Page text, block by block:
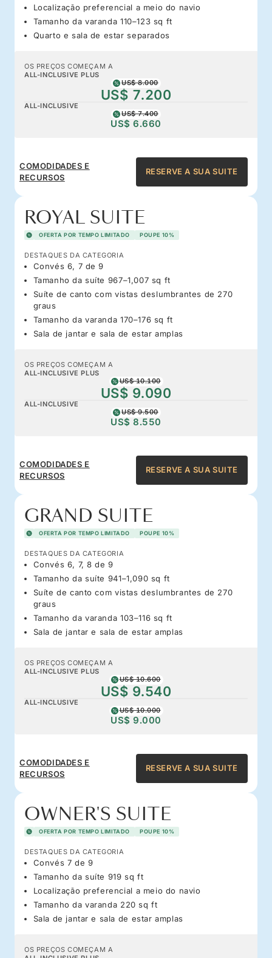
Localização preferencial a meio do navio
Tamanho da varanda 110–123 sq ft
Quarto e sala de estar separados
OS PREÇOS COMEÇAM A
ALL-INCLUSIVE PLUS
US$ 8.000
US$ 7.200
ALL-INCLUSIVE
US$ 7.400
US$ 6.660
COMODIDADES E
RECURSOS
RESERVE A SUA SUITE
ROYAL SUITE
OFERTA POR TEMPO LIMITADO POUPE 10%
DESTAQUES DA CATEGORIA
Convés 6, 7 de 9
Tamanho da suíte 967–1,007 sq ft
Suíte de canto com vistas deslumbrantes de 270
graus
Tamanho da varanda 170–176 sq ft
Sala de jantar e sala de estar amplas
OS PREÇOS COMEÇAM A
ALL-INCLUSIVE PLUS
US$ 10.100
US$ 9.090
ALL-INCLUSIVE
US$ 9.500
US$ 8.550
COMODIDADES E
RECURSOS
RESERVE A SUA SUITE
GRAND SUITE
OFERTA POR TEMPO LIMITADO POUPE 10%
DESTAQUES DA CATEGORIA
Convés 6, 7, 8 de 9
Tamanho da suíte 941–1,090 sq ft
Suíte de canto com vistas deslumbrantes de 270
graus
Tamanho da varanda 103–116 sq ft
Sala de jantar e sala de estar amplas
OS PREÇOS COMEÇAM A
ALL-INCLUSIVE PLUS
US$ 10.600
US$ 9.540
ALL-INCLUSIVE
US$ 10.000
US$ 9.000
COMODIDADES E
RECURSOS
RESERVE A SUA SUITE
OWNER'S SUITE
OFERTA POR TEMPO LIMITADO POUPE 10%
DESTAQUES DA CATEGORIA
Convés 7 de 9
Tamanho da suíte 919 sq ft
Localização preferencial a meio do navio
Tamanho da varanda 220 sq ft
Sala de jantar e sala de estar amplas
OS PREÇOS COMEÇAM A